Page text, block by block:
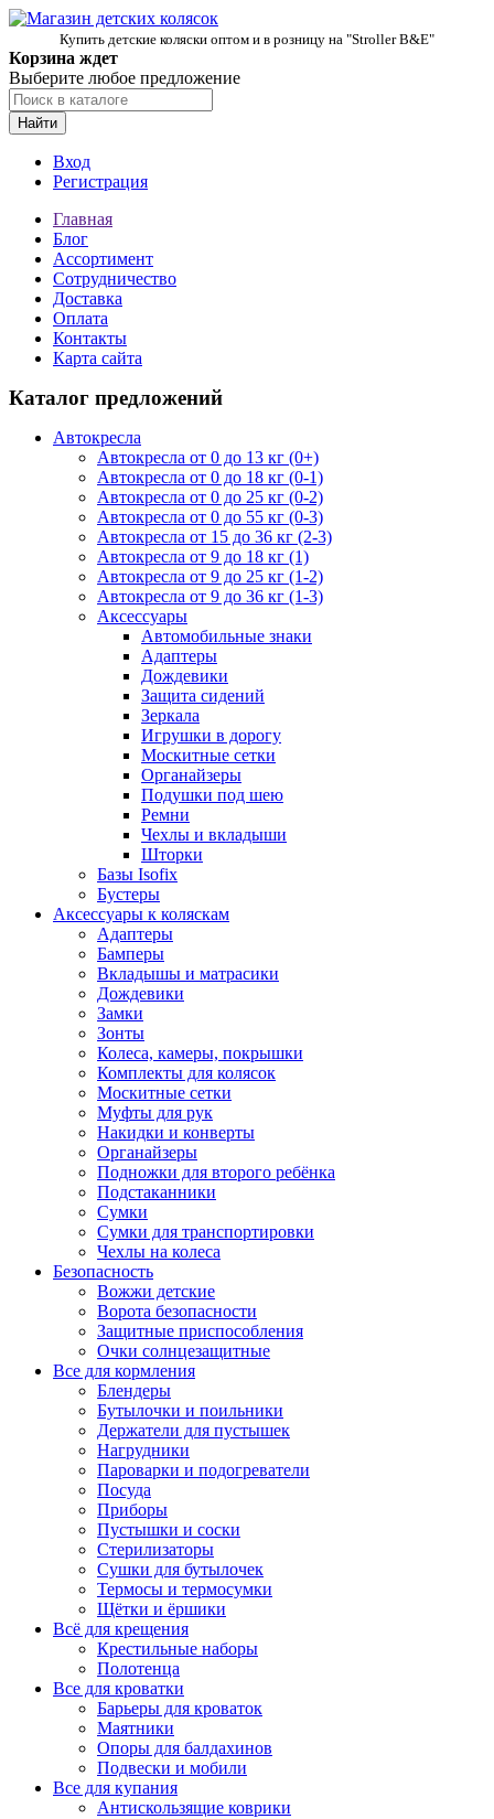
Купить детские коляски оптом и в розницу на "Stroller B&E"
Корзина ждет
Выберите любое предложение
Найти
Вход
Регистрация
Главная
Блог
Ассортимент
Сотрудничество
Доставка
Оплата
Контакты
Карта сайта
Каталог предложений
Автокресла
Автокресла от 0 до 13 кг (0+)
Автокресла от 0 до 18 кг (0-1)
Автокресла от 0 до 25 кг (0-2)
Автокресла от 0 до 55 кг (0-3)
Автокресла от 15 до 36 кг (2-3)
Автокресла от 9 до 18 кг (1)
Автокресла от 9 до 25 кг (1-2)
Автокресла от 9 до 36 кг (1-3)
Аксессуары
Автомобильные знаки
Адаптеры
Дождевики
Защита сидений
Зеркала
Игрушки в дорогу
Москитные сетки
Органайзеры
Подушки под шею
Ремни
Чехлы и вкладыши
Шторки
Базы Isofix
Бустеры
Аксессуары к коляскам
Адаптеры
Бамперы
Вкладышы и матрасики
Дождевики
Замки
Зонты
Колеса, камеры, покрышки
Комплекты для колясок
Москитные сетки
Муфты для рук
Накидки и конверты
Органайзеры
Подножки для второго ребёнка
Подстаканники
Сумки
Сумки для транспортировки
Чехлы на колеса
Безопасность
Вожжи детские
Ворота безопасности
Защитные приспособления
Очки солнцезащитные
Все для кормления
Блендеры
Бутылочки и поильники
Держатели для пустышек
Нагрудники
Пароварки и подогреватели
Посуда
Приборы
Пустышки и соски
Стерилизаторы
Сушки для бутылочек
Термосы и термосумки
Щётки и ёршики
Всё для крещения
Крестильные наборы
Полотенца
Все для кроватки
Барьеры для кроваток
Маятники
Опоры для балдахинов
Подвески и мобили
Все для купания
Антискользящие коврики